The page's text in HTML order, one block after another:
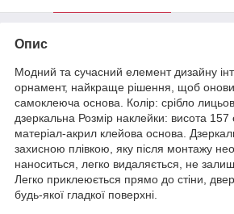
Опис
Модний та сучасний елемент дизайну
орнамент, найкраще рішення, щоб
самоклеюча основа. Колір: срібло
дзеркальна Розмір наклейки: висота
матеріал-акрил клейова основа.
захисною плівкою, яку після монтажу
наноситься, легко видаляється, не
Легко приклеюється прямо до стіни,
будь-якої гладкої поверхні.